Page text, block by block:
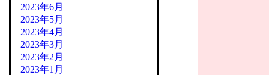
2023年6月
2023年5月
2023年4月
2023年3月
2023年2月
2023年1月